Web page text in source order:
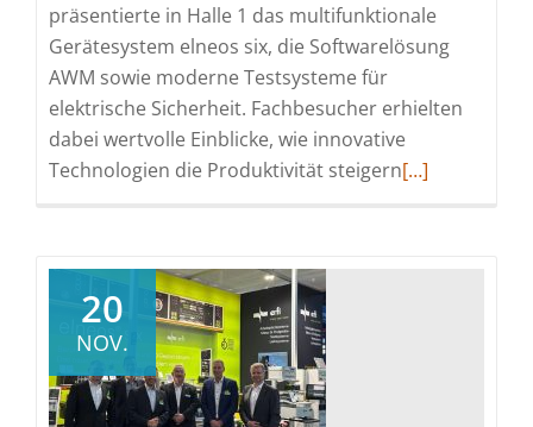
präsentierte in Halle 1 das multifunktionale
Gerätesystem elneos six, die Softwarelösung
AWM sowie moderne Testsysteme für
elektrische Sicherheit. Fachbesucher erhielten
dabei wertvolle Einblicke, wie innovative
Technologien die Produktivität steigernRead
[…]
20
NOV.